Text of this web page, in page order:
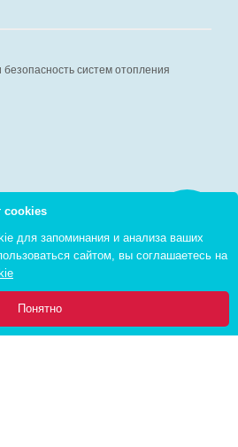
Инфо Избранное Корзина:
систем отопления
рынок, павильон № 8c
35, пом. 199
cookies
для запоминания и анализа ваших
сайтом, вы соглашаетесь на
Понятно